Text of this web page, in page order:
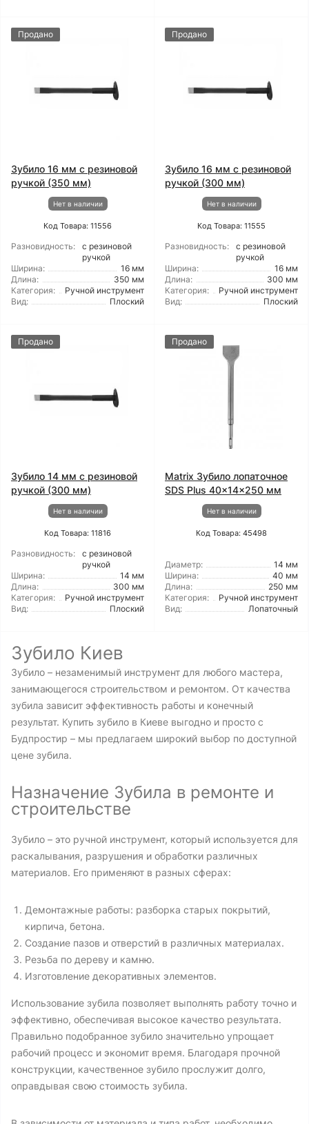
Продано
Зубило 16 мм с резиновой
ручкой (350 мм)
Нет в наличии
Код Товара: 11556
Разновидность:
с резиновой
ручкой
Ширина:
16 мм
Длина:
350 мм
Категория:
Ручной инструмент
Вид:
Плоский
Продано
Зубило 16 мм с резиновой
ручкой (300 мм)
Нет в наличии
Код Товара: 11555
Разновидность:
с резиновой
ручкой
Ширина:
16 мм
Длина:
300 мм
Категория:
Ручной инструмент
Вид:
Плоский
Продано
Зубило 14 мм с резиновой
ручкой (300 мм)
Нет в наличии
Код Товара: 11816
Разновидность:
с резиновой
ручкой
Ширина:
14 мм
Длина:
300 мм
Категория:
Ручной инструмент
Вид:
Плоский
Продано
Matrix Зубило лопаточное
SDS Plus 40x14x250 мм
Нет в наличии
Код Товара: 45498
Диаметр:
14 мм
Ширина:
40 мм
Длина:
250 мм
Категория:
Ручной инструмент
Вид:
Лопаточный
Зубило Киев
Зубило – незаменимый инструмент для любого мастера,
занимающегося строительством и ремонтом. От качества
зубила зависит эффективность работы и конечный
результат. Купить зубило в Киеве выгодно и просто с
Будпростир – мы предлагаем широкий выбор по доступной
цене зубила.
Назначение Зубила в ремонте и
строительстве
Зубило – это ручной инструмент, который используется для
раскалывания, разрушения и обработки различных
материалов. Его применяют в разных сферах:
Демонтажные работы: разборка старых покрытий,
кирпича, бетона.
Создание пазов и отверстий в различных материалах.
Резьба по дереву и камню.
Изготовление декоративных элементов.
Использование зубила позволяет выполнять работу точно и
эффективно, обеспечивая высокое качество результата.
Правильно подобранное зубило значительно упрощает
рабочий процесс и экономит время. Благодаря прочной
конструкции, качественное зубило прослужит долго,
оправдывая свою стоимость зубила.